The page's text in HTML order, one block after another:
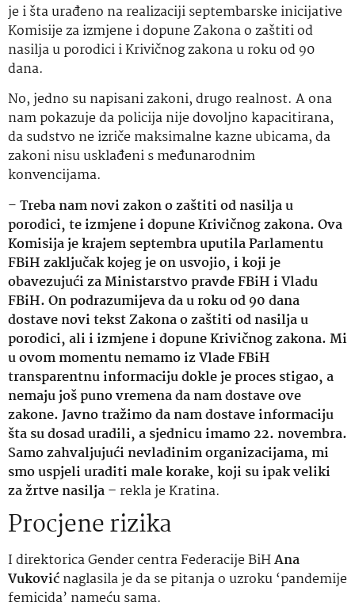
je i šta urađeno na realizaciji septembarske inicijative
Komisije za izmjene i dopune Zakona o zaštiti od
nasilja u porodici i Krivičnog zakona u roku od 90
dana.
No, jedno su napisani zakoni, drugo realnost. A ona
nam pokazuje da policija nije dovoljno kapacitirana,
da sudstvo ne izriče maksimalne kazne ubicama, da
zakoni nisu usklađeni s međunarodnim
konvencijama.
–Treba nam novi zakon o zaštiti od nasilja u
porodici, te izmjene i dopune Krivičnog zakona. Ova
Komisija je krajem septembra uputila Parlamentu
FBiH zaključak kojeg je on usvojio, i koji je
obavezujući za Ministarstvo pravde FBiH i Vladu
FBiH. On podrazumijeva da u roku od 90 dana
dostave novi tekst Zakona o zaštiti od nasilja u
porodici, ali i izmjene i dopune Krivičnog zakona. Mi
u ovom momentu nemamo iz Vlade FBiH
transparentnu informaciju dokle je proces stigao, a
nemaju još puno vremena da nam dostave ove
zakone. Javno tražimo da nam dostave informaciju
šta su dosad uradili, a sjednicu imamo 22. novembra.
Samo zahvaljujući nevladinim organizacijama, mi
smo uspjeli uraditi male korake, koji su ipak veliki
za žrtve nasilja – rekla je Kratina.
Procjene rizika
I direktorica Gender centra Federacije BiHAna
Vukovićnaglasila je da se pitanja o uzroku ‘pandemije
femicida’ nameću sama.